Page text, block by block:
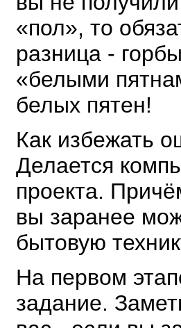
«пол», то
разница -
«белыми
белых пятен!
Как избежать
Делается
проекта.
вы заранее
бытовую
На первом
задание.